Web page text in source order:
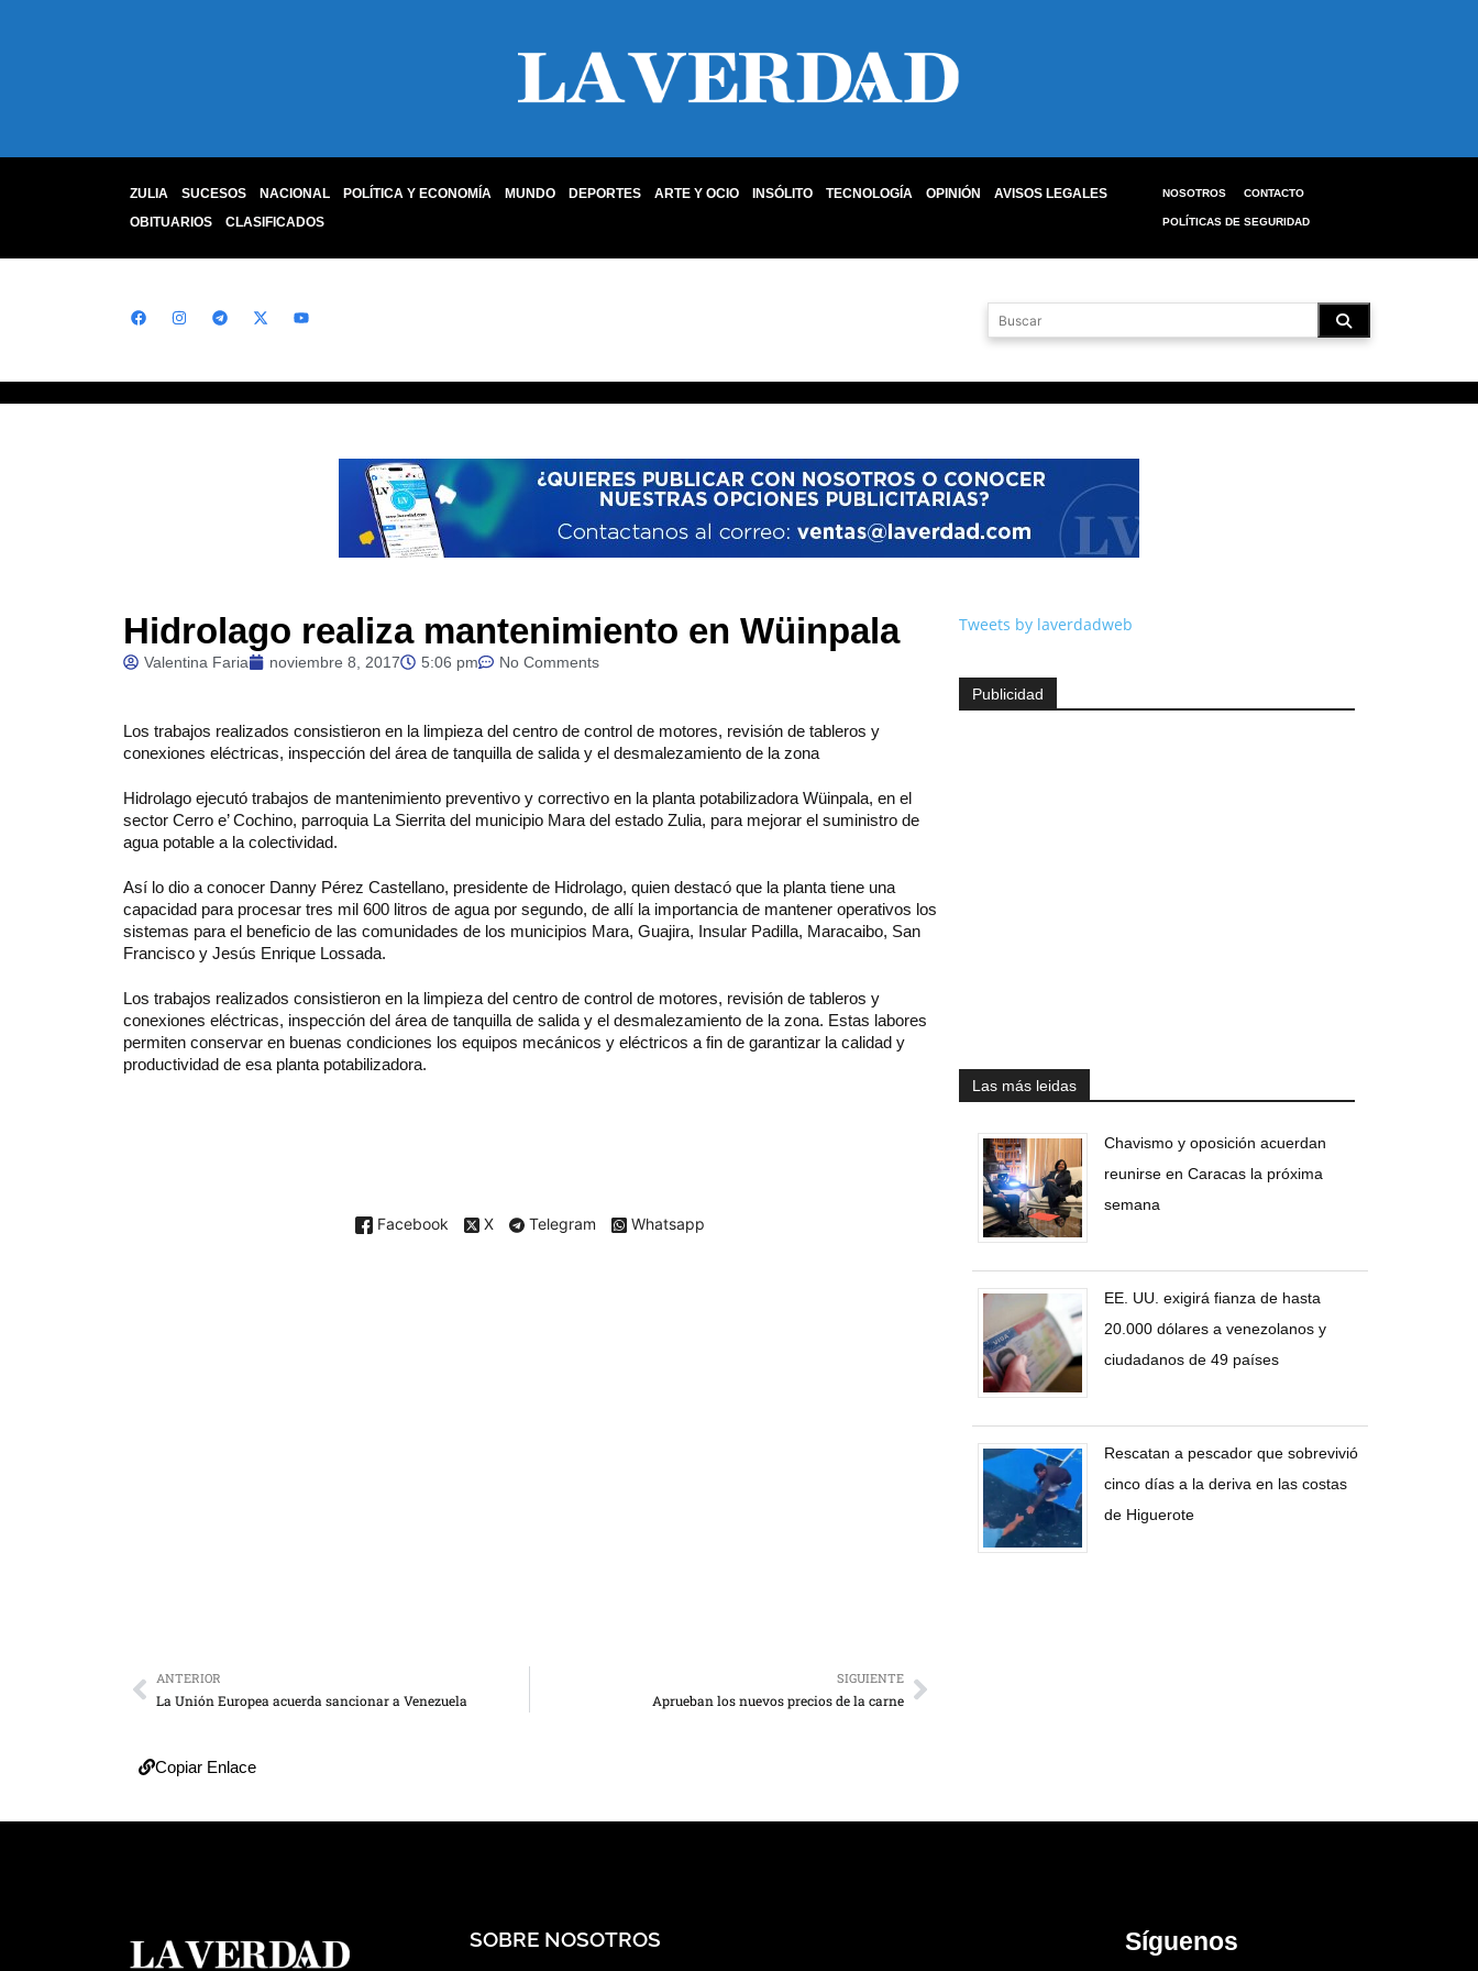
ZULIA SUCESOS NACIONAL POLÍTICA Y ECONOMÍA MUNDO DEPORTES ARTE Y OCIO INSÓLITO TECNOLOGÍA OPINIÓN
AVISOS LEGALES
OBITUARIOS
CLASIFICADOS
NOSOTROS CONTACTO
POLÍTICAS DE SEGURIDAD
Hidrolago realiza mantenimiento en Wüinpala
Valentina Faria noviembre 8, 2017 5:06 pm No Comments
Los trabajos realizados consistieron en la limpieza del centro de control de motores, revisión de tableros y
conexiones eléctricas, inspección del área de tanquilla de salida y el desmalezamiento de la zona
Hidrolago ejecutó trabajos de mantenimiento preventivo y correctivo en la planta potabilizadora Wüinpala, en el
sector Cerro e’ Cochino, parroquia La Sierrita del municipio Mara del estado Zulia, para mejorar el suministro de
agua potable a la colectividad.
Así lo dio a conocer Danny Pérez Castellano, presidente de Hidrolago, quien destacó que la planta tiene una
capacidad para procesar tres mil 600 litros de agua por segundo, de allí la importancia de mantener operativos los
sistemas para el beneficio de las comunidades de los municipios Mara, Guajira, Insular Padilla, Maracaibo, San
Francisco y Jesús Enrique Lossada.
Los trabajos realizados consistieron en la limpieza del centro de control de motores, revisión de tableros y
conexiones eléctricas, inspección del área de tanquilla de salida y el desmalezamiento de la zona. Estas labores
permiten conservar en buenas condiciones los equipos mecánicos y eléctricos a fin de garantizar la calidad y
productividad de esa planta potabilizadora.
Facebook X Telegram Whatsapp
Tweets by laverdadweb
Publicidad
Las más leidas
Chavismo y oposición acuerdan
reunirse en Caracas la próxima
semana
EE. UU. exigirá fianza de hasta
20.000 dólares a venezolanos y
ciudadanos de 49 países
Rescatan a pescador que sobrevivió
cinco días a la deriva en las costas
de Higuerote
ANTERIOR
La Unión Europea acuerda sancionar a Venezuela
SIGUIENTE
Aprueban los nuevos precios de la carne
Copiar Enlace
SOBRE NOSOTROS Síguenos